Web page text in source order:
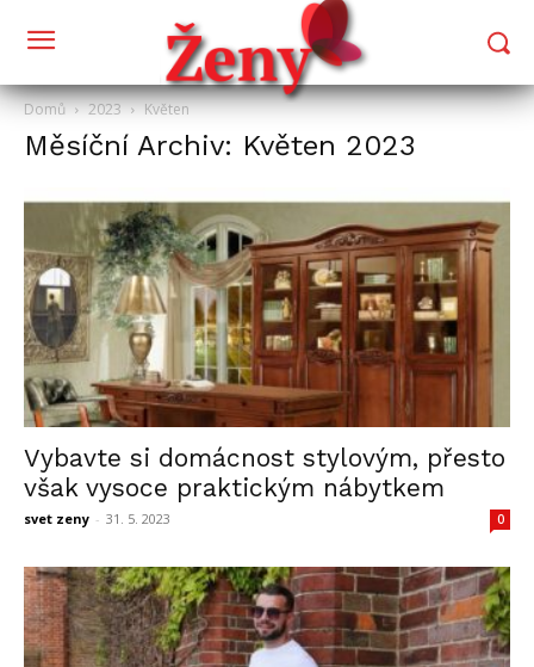
Domů 2023 Květen
Měsíční Archiv: Květen 2023
Vybavte si domácnost stylovým, přesto
však vysoce praktickým nábytkem
svet zeny - 31. 5. 2023 0